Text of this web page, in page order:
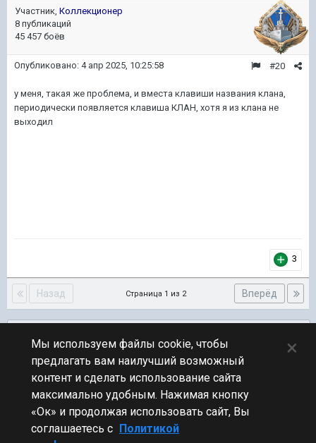
Участник, Коллекционер
8 публикаций
45 457 боёв
#20
Опубликовано: 4 апр 2025, 10:25:58
у меня, такая же проблема, и вместа клавиши названия клана,
периодически появляется клавиша КЛАН, хотя я из клана не
выходил
3
Назад Вперёд
Страница 1 из 2
ПЕРЕЙТИ К СПИСКУ ТЕМ
Технические вопросы
Мы используем файлы cookie, чтобы
предлагать вам наилучший возможный
контент и сделать использование сайта
максимально удобным. Нажимая кнопку
«Ок» и продолжая использовать сайт, Вы
соглашаетесь с Политикой
×